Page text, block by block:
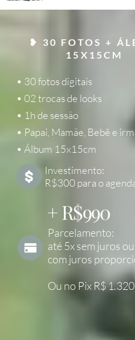
❥ 30 FOTOS +
15X15CM
• 30 fotos digitais
• 02 trocas de looks
• 1h de sessão
• Papai, Mamãe, Bebê e
• Álbum 15x15cm
Investimento:
R$300 para o
+ R$990
Parcelamento:
até 5x sem juros
com juros
Ou no Pix R$ 1.320